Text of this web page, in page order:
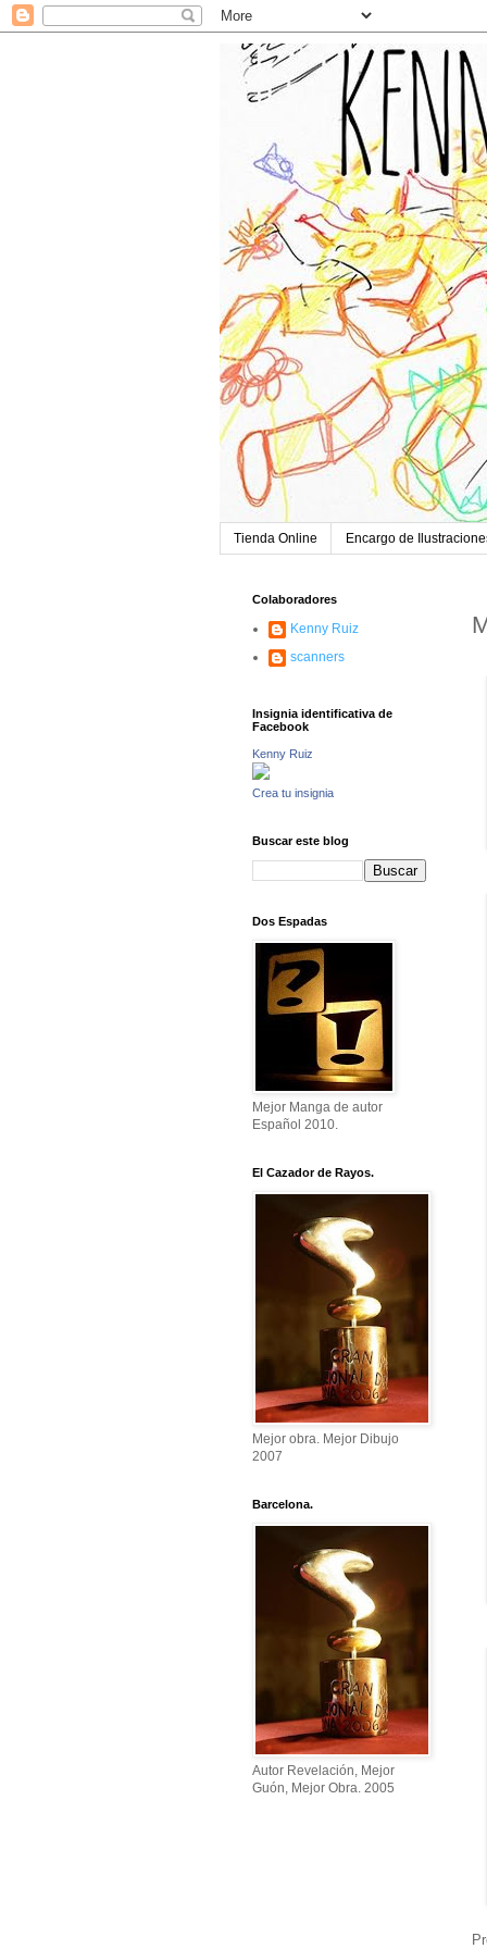
Tienda Online Encargo de
Colaboradores
Kenny Ruiz
scanners
Insignia identificativa de
Facebook
Kenny Ruiz
Crea tu insignia
Buscar este blog
Dos Espadas
Mejor Manga de autor
Español 2010.
El Cazador de Rayos.
Mejor obra. Mejor Dibujo
2007
Barcelona.
Autor Revelación, Mejor
Guón, Mejor Obra. 2005